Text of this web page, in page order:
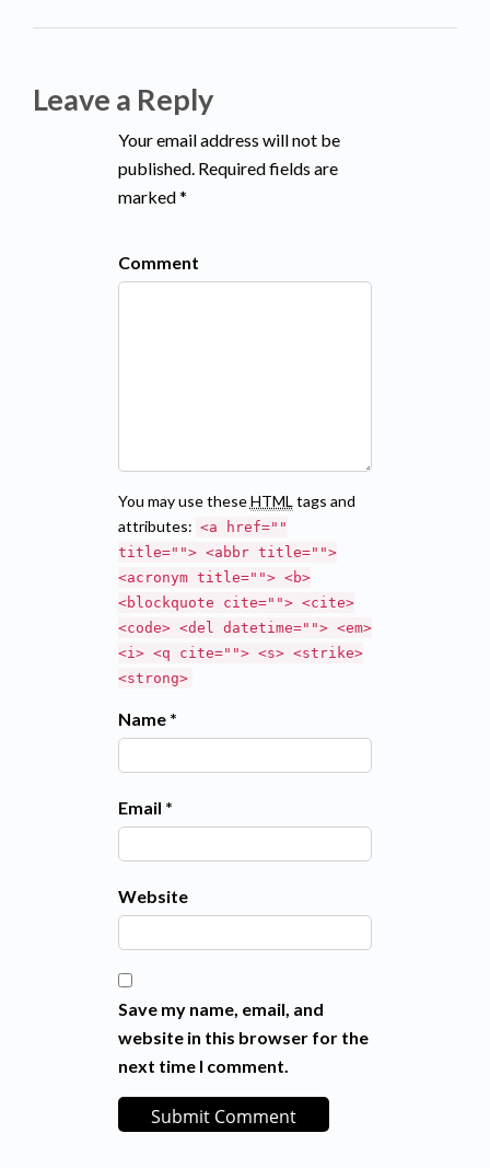
Leave a Reply
Your email address will not be
published. Required fields are
marked *
Comment
You may use theseHTML tags and
attributes: <a href=""
title=""> <abbr title="">
<acronym title=""> <b>
<blockquote cite=""> <cite>
<code> <del datetime=""> <em>
<i> <q cite=""> <s> <strike>
<strong>
Name *
Email *
Website
Save my name, email, and
website in this browser for the
next time I comment.